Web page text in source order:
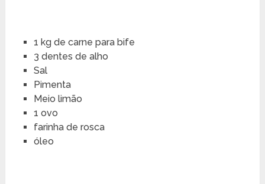
1 kg de carne para bife
3 dentes de alho
Sal
Pimenta
Meio limão
1 ovo
farinha de rosca
óleo